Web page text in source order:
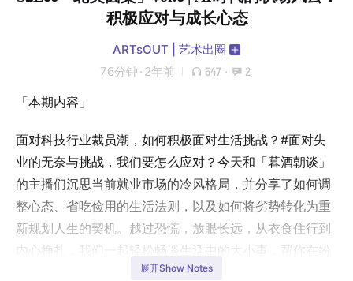
积极应对与成长心态
ARTsOUT | 艺术出圈
76分钟 · 2年前 547 · 2
「本期内容」
面对科技行业裁员潮，如何积极面对生活挑战？#面对失
业的无奈与挑战，我们要怎么应对？今天和「暮酒朝谈」
的主播们沉思当前就业市场的冷风格局，并分享了如何调
整心态、省吃俭用的生活法则，以及如何将劣势转化为重
新规划人生的契机。越过恐慌，放眼长远，从衣食住行到
内心挣扎，我们一起轻松畅谈生活中的大小事，帮你在纷
扰不安的每一天中找到坚持与希望！#遇挑战，共成长。
展开Show Notes